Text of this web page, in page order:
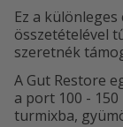
Ez a
összetételével
szeretnék
A Gut Restore
a port 100 -
turmixba,